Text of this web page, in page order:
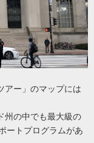
アー」のマップには
州の中でも最大級の
ートプログラムがあ